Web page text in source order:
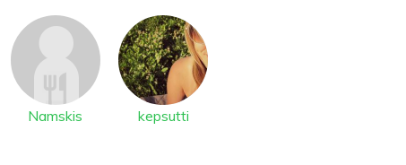
Namskis kepsutti